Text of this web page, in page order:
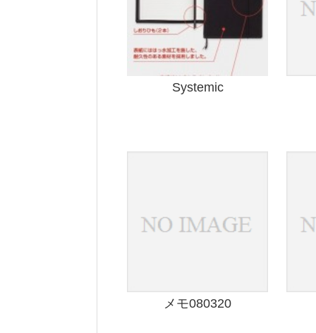
Systemic
メモ080320